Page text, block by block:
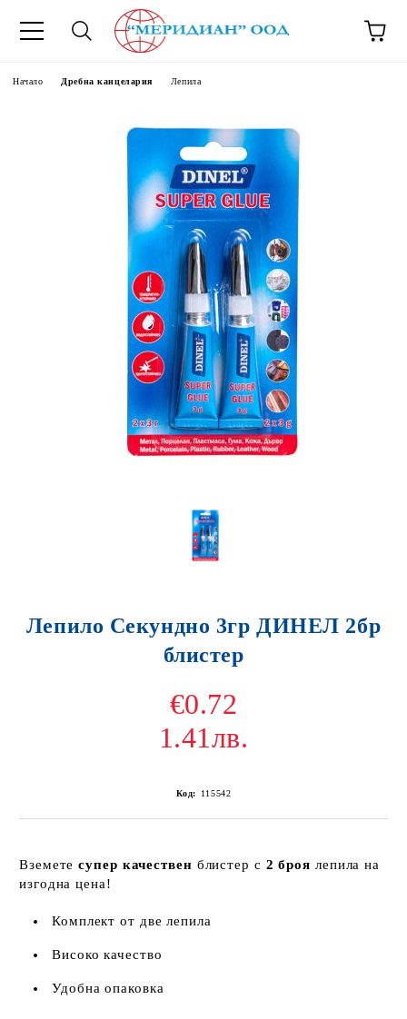
Начало Дребна канцелария Лепила
Лепило Секундно 3гр ДИНЕЛ 2бр
блистер
€0.72
1.41лв.
Код: 115542
Вземетесупер качествен блистер с 2 броя лепила на
изгодна цена!
Комплект от две лепила
Високо качество
Удобна опаковка